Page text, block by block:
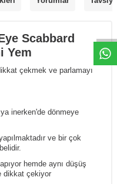
Scabbard
Yem
çekmek ve parlamayı
inerken'de dönmeye
ve bir çok
hemde aynı düşüş
dikkat çekiyor